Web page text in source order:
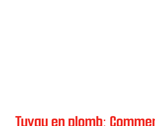
Tuyau en plomb: